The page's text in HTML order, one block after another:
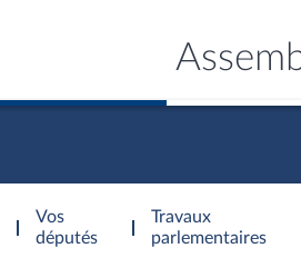
Vos
députés
Travaux
parlementaires